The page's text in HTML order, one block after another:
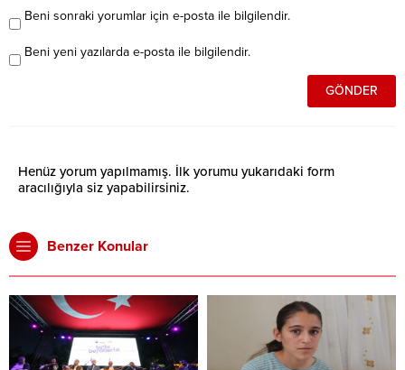
Beni sonraki yorumlar için e-posta ile bilgilendir.
Beni yeni yazılarda e-posta ile bilgilendir.
Henüz yorum yapılmamış. İlk yorumu yukarıdaki form
aracılığıyla siz yapabilirsiniz.
Benzer Konular